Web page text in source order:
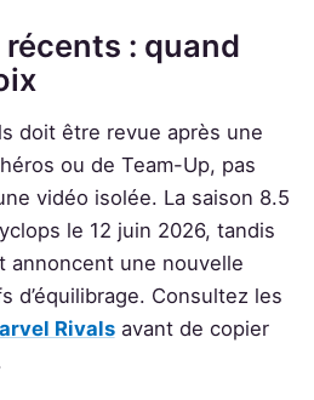
: quand
doit être revue après une
ou de Team-Up, pas
vidéo isolée. La saison 8.5
le 12 juin 2026, tandis
annoncent une nouvelle
d’équilibrage. Consultez les
Rivalsavant de copier